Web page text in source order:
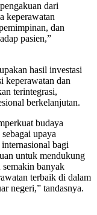
dari
keperawatan
dan
pasien,”
hasil investasi
keperawatan dan
terintegrasi,
berkelanjutan.
budaya
upaya
bagi
untuk mendukung
banyak
terbaik di dalam
negeri,” tandasnya.